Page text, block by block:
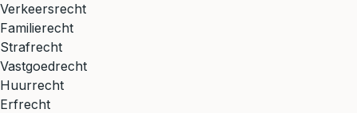
Verkeersrecht
Familierecht
Strafrecht
Vastgoedrecht
Huurrecht
Erfrecht